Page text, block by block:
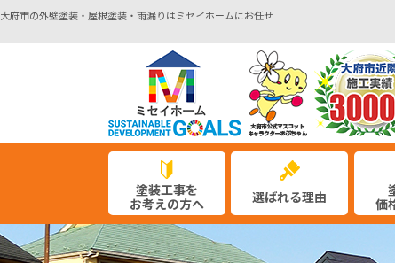
大府市の外壁塗装・屋根塗装・雨漏りはミセイホームにお任せ
塗装工事を
お考えの方へ
選ばれる理由
価